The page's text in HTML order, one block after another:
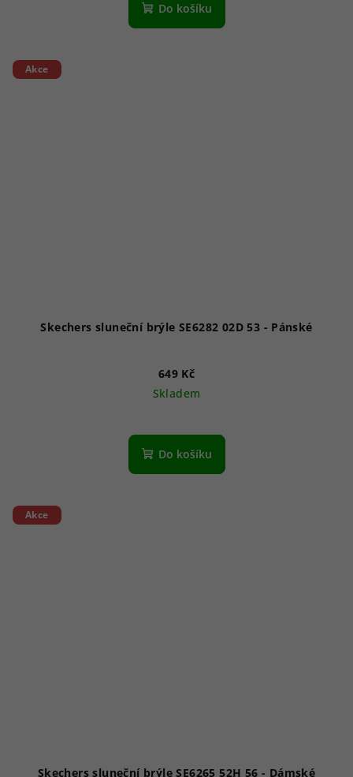
Do košíku
Akce
Skechers sluneční brýle SE6282 02D 53 - Pánské
649 Kč
Skladem
Do košíku
Akce
Skechers sluneční brýle SE6265 52H 56 - Dámské